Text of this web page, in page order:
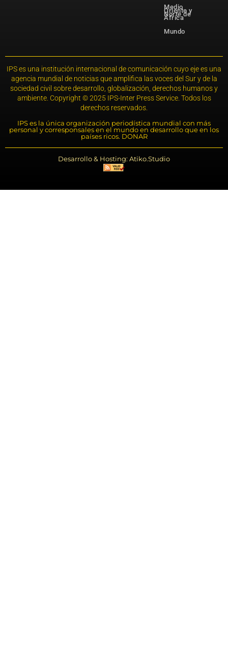
Medio
Oriente y
Norte de
África
Mundo
IPS es una institución internacional de comunicación cuyo eje es una
agencia mundial de noticias que amplifica las voces del Sur y de la
sociedad civil sobre desarrollo, globalización, derechos humanos y
ambiente. Copyright © 2025 IPS-Inter Press Service. Todos los
derechos reservados.
IPS es la única organización periodística mundial con más
personal y corresponsales en el mundo en desarrollo que en los
países ricos. DONAR
Desarrollo & Hosting: Atiko.Studio